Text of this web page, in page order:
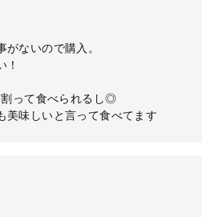
ないので購入。
って食べられるし◎
美味しいと言って食べてます